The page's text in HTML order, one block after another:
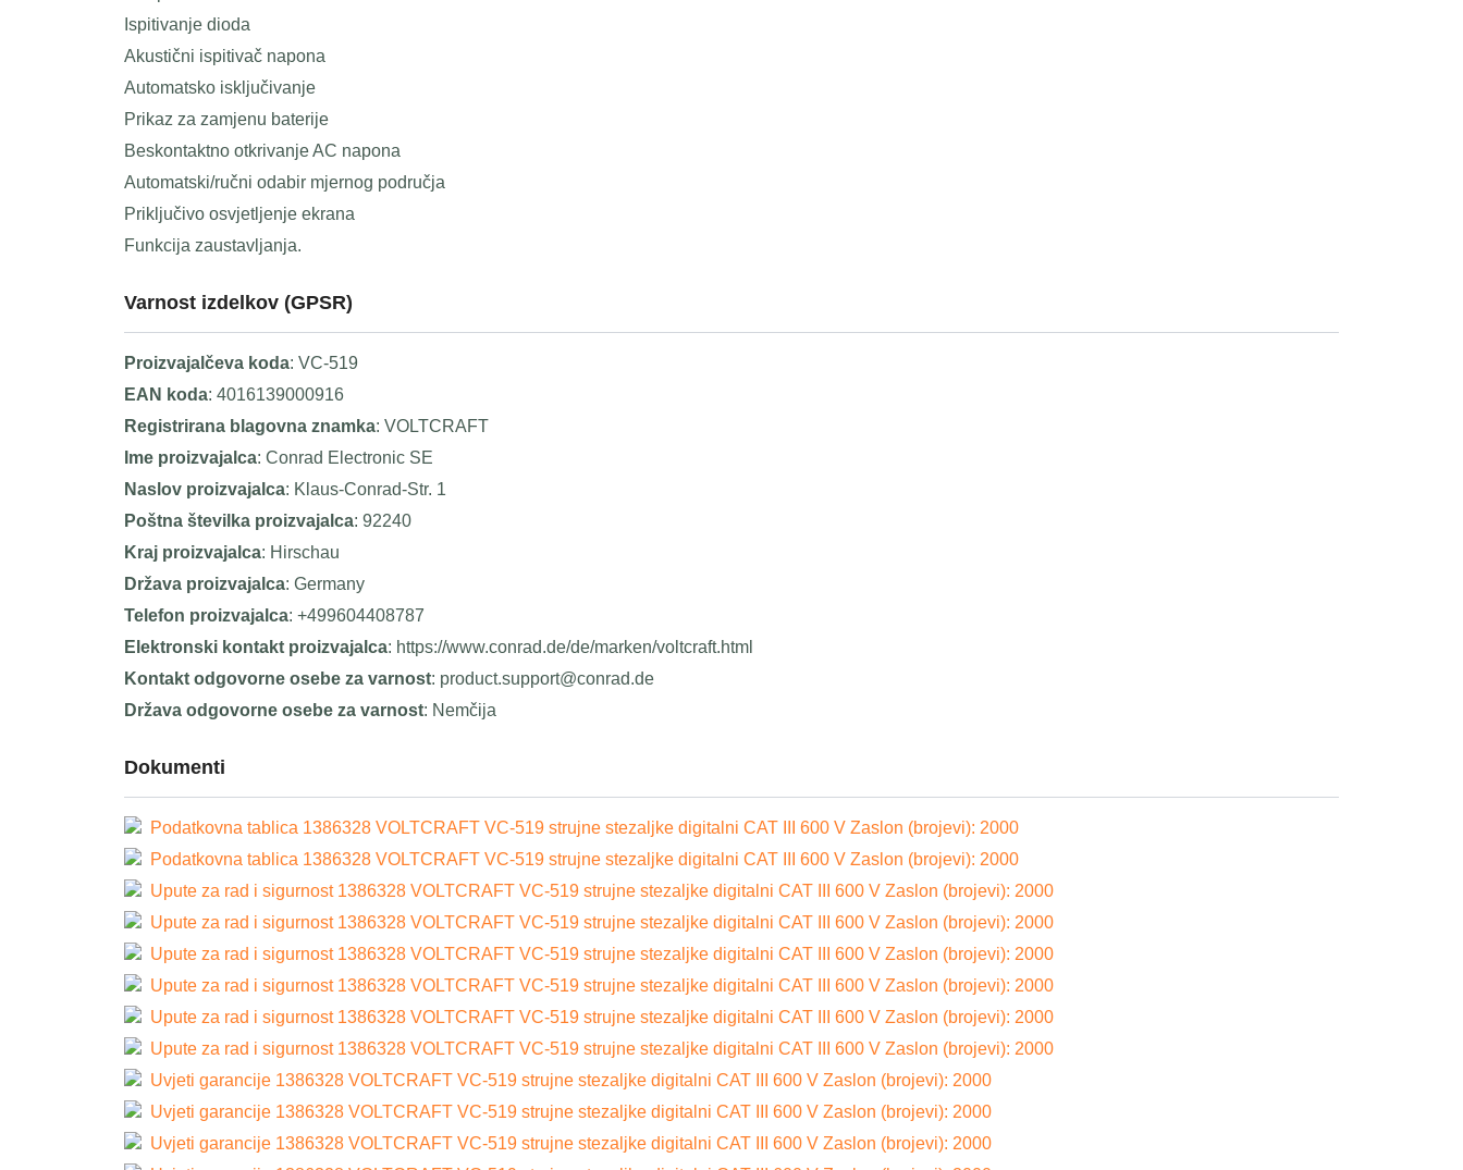
Ispitivanje dioda
Akustični ispitivač napona
Automatsko isključivanje
Prikaz za zamjenu baterije
Beskontaktno otkrivanje AC napona
Automatski/ručni odabir mjernog područja
Priključivo osvjetljenje ekrana
Funkcija zaustavljanja.
Varnost izdelkov (GPSR)
Proizvajalčeva koda: VC-519
EAN koda: 4016139000916
Registrirana blagovna znamka: VOLTCRAFT
Ime proizvajalca: Conrad Electronic SE
Naslov proizvajalca: Klaus-Conrad-Str. 1
Poštna številka proizvajalca: 92240
Kraj proizvajalca: Hirschau
Država proizvajalca: Germany
Telefon proizvajalca: +499604408787
Elektronski kontakt proizvajalca: https://www.conrad.de/de/marken/voltcraft.html
Kontakt odgovorne osebe za varnost: product.support@conrad.de
Država odgovorne osebe za varnost: Nemčija
Dokumenti
Podatkovna tablica 1386328 VOLTCRAFT VC-519 strujne stezaljke digitalni CAT III 600 V Zaslon (brojevi): 2000
Podatkovna tablica 1386328 VOLTCRAFT VC-519 strujne stezaljke digitalni CAT III 600 V Zaslon (brojevi): 2000
Upute za rad i sigurnost 1386328 VOLTCRAFT VC-519 strujne stezaljke digitalni CAT III 600 V Zaslon (brojevi): 2000
Upute za rad i sigurnost 1386328 VOLTCRAFT VC-519 strujne stezaljke digitalni CAT III 600 V Zaslon (brojevi): 2000
Upute za rad i sigurnost 1386328 VOLTCRAFT VC-519 strujne stezaljke digitalni CAT III 600 V Zaslon (brojevi): 2000
Upute za rad i sigurnost 1386328 VOLTCRAFT VC-519 strujne stezaljke digitalni CAT III 600 V Zaslon (brojevi): 2000
Upute za rad i sigurnost 1386328 VOLTCRAFT VC-519 strujne stezaljke digitalni CAT III 600 V Zaslon (brojevi): 2000
Upute za rad i sigurnost 1386328 VOLTCRAFT VC-519 strujne stezaljke digitalni CAT III 600 V Zaslon (brojevi): 2000
Uvjeti garancije 1386328 VOLTCRAFT VC-519 strujne stezaljke digitalni CAT III 600 V Zaslon (brojevi): 2000
Uvjeti garancije 1386328 VOLTCRAFT VC-519 strujne stezaljke digitalni CAT III 600 V Zaslon (brojevi): 2000
Uvjeti garancije 1386328 VOLTCRAFT VC-519 strujne stezaljke digitalni CAT III 600 V Zaslon (brojevi): 2000